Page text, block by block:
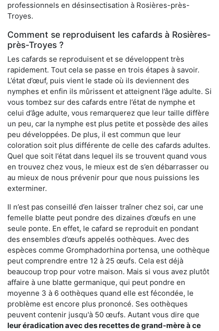
professionnels en désinsectisation à Rosières-près-
Troyes.
Comment se reproduisent les cafards à Rosières-
près-Troyes ?
Les cafards se reproduisent et se développent très
rapidement. Tout cela se passe en trois étapes à savoir.
L’état d’œuf, puis vient le stade où ils deviennent des
nymphes et enfin ils mûrissent et atteignent l’âge adulte. Si
vous tombez sur des cafards entre l’état de nymphe et
celui d’âge adulte, vous remarquerez que leur taille diffère
un peu, car la nymphe est plus petite et possède des ailes
peu développées. De plus, il est commun que leur
coloration soit plus différente de celle des cafards adultes.
Quel que soit l’état dans lequel ils se trouvent quand vous
en trouvez chez vous, le mieux est de s’en débarrasser ou
au mieux de nous prévenir pour que nous puissions les
exterminer.
Il n’est pas conseillé d’en laisser traîner chez soi, car une
femelle blatte peut pondre des dizaines d’œufs en une
seule ponte. En effet, le cafard se reproduit en pondant
des ensembles d’œufs appelés oothèques. Avec des
espèces comme Gromphadorhina portensa, une oothèque
peut comprendre entre 12 à 25 œufs. Cela est déjà
beaucoup trop pour votre maison. Mais si vous avez plutôt
affaire à une blatte germanique, qui peut pondre en
moyenne 3 à 6 oothèques quand elle est fécondée, le
problème est encore plus prononcé. Ses oothèques
peuvent contenir jusqu'à 50 œufs. Autant vous dire que
leur éradication avec des recettes de grand-mère à ce